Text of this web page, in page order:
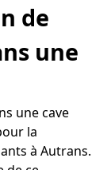
de
une
une cave
la
à Autrans.